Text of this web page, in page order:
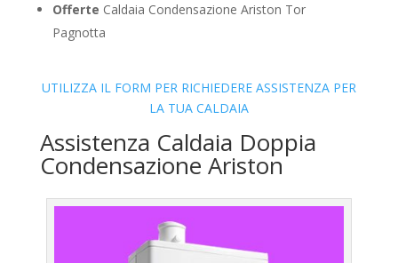
Offerte Caldaia Condensazione Ariston Tor
Pagnotta
UTILIZZA IL FORM PER RICHIEDERE ASSISTENZA PER
LA TUA CALDAIA
Assistenza Caldaia Doppia
Condensazione Ariston